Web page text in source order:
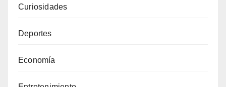
Curiosidades
Deportes
Economía